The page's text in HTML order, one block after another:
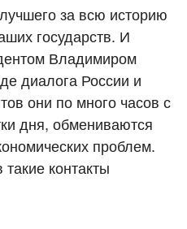
за всю историю
государств. И
Владимиром
диалога России и
они по много часов с
дня, обмениваются
проблем.
контакты